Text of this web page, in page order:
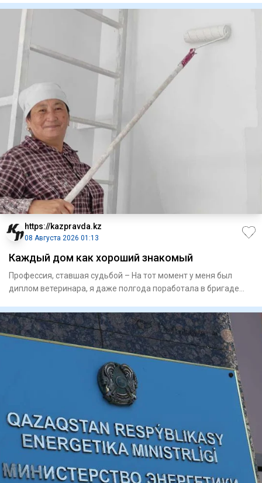
https://kazpravda.kz
08 Августа 2026 01:13
Каждый дом как хороший знакомый
Профессия, ставшая судьбой – На тот момент у меня был
диплом­ ветеринара, я даже полгода поработала в бригаде